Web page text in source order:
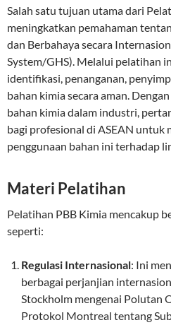
Salah satu tujuan utama dari
meningkatkan pemahaman
dan Berbahaya secara
System/GHS). Melalui pelatihan
identifikasi, penanganan,
bahan kimia secara aman.
bahan kimia dalam industri,
bagi profesional di ASEAN untuk
penggunaan bahan ini terhadap
Materi Pelatihan
Pelatihan PBB Kimia mencakup
seperti:
Regulasi Internasional: Ini
berbagai perjanjian
Stockholm mengenai Polutan
Protokol Montreal tentang